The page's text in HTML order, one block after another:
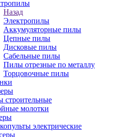
Назад
Электропилы
Аккумуляторные пилы
Цепные пилы
Дисковые пилы
Сабельные пилы
Пилы отрезные по металлу
Торцовочные пилы
строительные
молотки
электрические